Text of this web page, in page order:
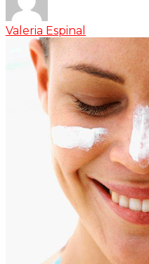
Valeria Espinal